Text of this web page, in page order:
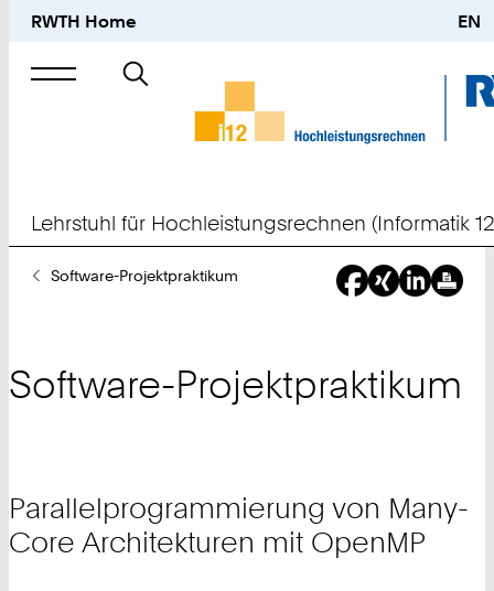
RWTH Home EN
Suche
nach
Lehrstuhl für Hochleistungsrechnen (Informatik
SieSoftware-Projektpraktikum
Software-Projektpraktikum
Parallelprogrammierung von Many-
Core Architekturen mit OpenMP